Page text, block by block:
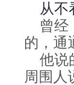
安祖坟用丁已
如何看葬山的
择日子辟邪
寅甲一方的好
从不
曾经
的，通
他说
周围人